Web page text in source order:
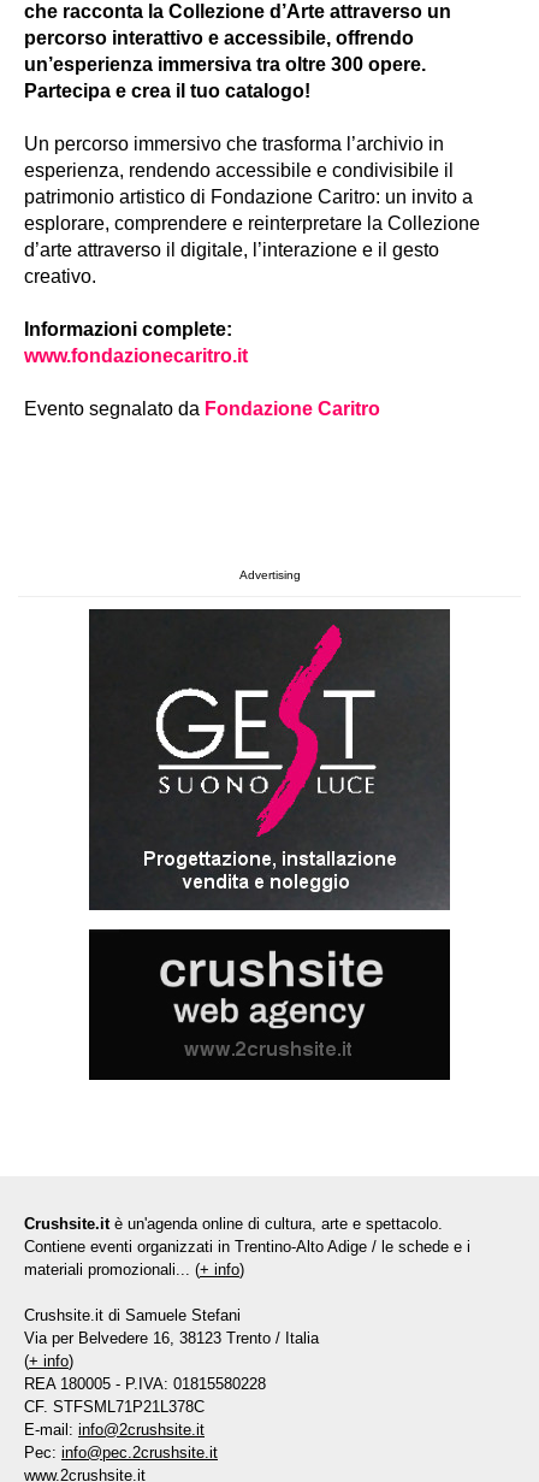
che racconta la Collezione d’Arte attraverso un
percorso interattivo e accessibile, offrendo
un’esperienza immersiva tra oltre 300 opere.
Partecipa e crea il tuo catalogo!
Un percorso immersivo che trasforma l’archivio in
esperienza, rendendo accessibile e condivisibile il
patrimonio artistico di Fondazione Caritro: un invito a
esplorare, comprendere e reinterpretare la Collezione
d’arte attraverso il digitale, l’interazione e il gesto
creativo.
Informazioni complete:
www.fondazionecaritro.it
Evento segnalato da Fondazione Caritro
Advertising
Crushsite.it è un'agenda online di cultura, arte e spettacolo.
Contiene eventi organizzati in Trentino-Alto Adige / le schede e i
materiali promozionali... (+ info)
Crushsite.it di Samuele Stefani
Via per Belvedere 16, 38123 Trento / Italia
(+ info)
REA 180005 - P.IVA: 01815580228
CF. STFSML71P21L378C
E-mail: info@2crushsite.it
Pec: info@pec.2crushsite.it
www.2crushsite.it